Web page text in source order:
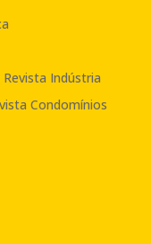
Indústria
Condomínios